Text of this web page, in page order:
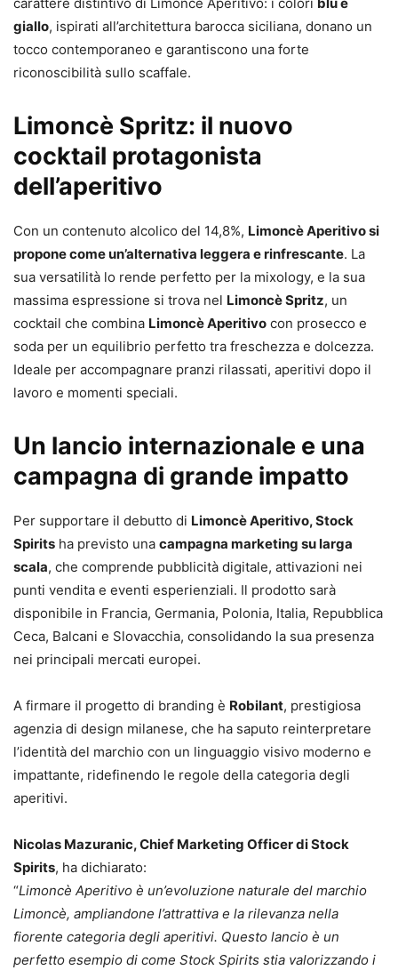
giallo, ispirati all’architettura barocca siciliana, donano un
tocco contemporaneo e garantiscono una forte
riconoscibilità sullo scaffale.
Limoncè Spritz: il nuovo
cocktail protagonista
dell’aperitivo
Con un contenuto alcolico del 14,8%, Limoncè Aperitivo si
propone come un’alternativa leggera e rinfrescante. La
sua versatilità lo rende perfetto per la mixology, e la sua
massima espressione si trova nel Limoncè Spritz, un
cocktail che combina Limoncè Aperitivo con prosecco e
soda per un equilibrio perfetto tra freschezza e dolcezza.
Ideale per accompagnare pranzi rilassati, aperitivi dopo il
lavoro e momenti speciali.
Un lancio internazionale e una
campagna di grande impatto
Per supportare il debutto di Limoncè Aperitivo, Stock
Spirits ha previsto una campagna marketing su larga
scala, che comprende pubblicità digitale, attivazioni nei
punti vendita e eventi esperienziali. Il prodotto sarà
disponibile in Francia, Germania, Polonia, Italia, Repubblica
Ceca, Balcani e Slovacchia, consolidando la sua presenza
nei principali mercati europei.
A firmare il progetto di branding è Robilant, prestigiosa
agenzia di design milanese, che ha saputo reinterpretare
l’identità del marchio con un linguaggio visivo moderno e
impattante, ridefinendo le regole della categoria degli
aperitivi.
Nicolas Mazuranic, Chief Marketing Officer di Stock
Spirits, ha dichiarato:
“Limoncè Aperitivo è un’evoluzione naturale del marchio
Limoncè, ampliandone l’attrattiva e la rilevanza nella
fiorente categoria degli aperitivi. Questo lancio è un
perfetto esempio di come Stock Spirits stia valorizzando i